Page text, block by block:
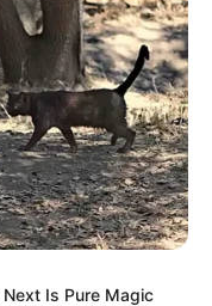
Is Pure Magic